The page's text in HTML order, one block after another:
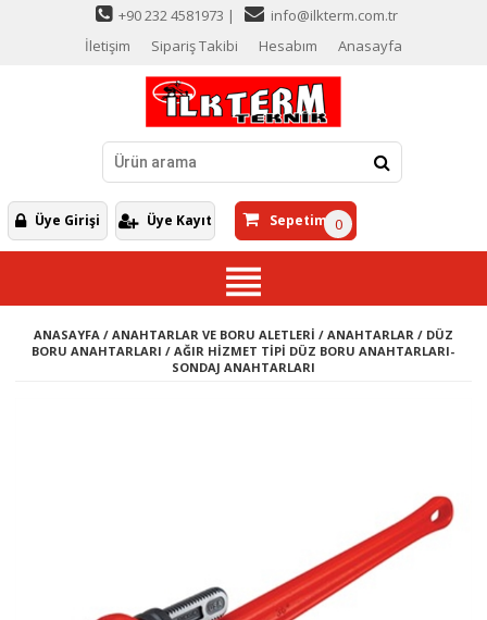
+90 232 4581973 |
info@ilkterm.com.tr
İletişim
Sipariş Takibi Hesabım Anasayfa
Üye Girişi Üye Kayıt Sepetim 0
ANASAYFA/ ANAHTARLAR VE BORU ALETLERİ / ANAHTARLAR/ DÜZ
BORU ANAHTARLARI /AĞIR HİZMET TİPİ DÜZ BORU ANAHTARLARI-
SONDAJ ANAHTARLARI